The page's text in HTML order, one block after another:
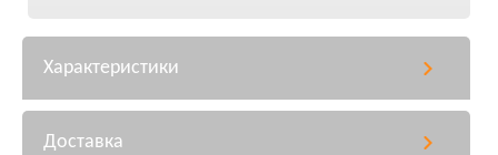
Характеристики
Доставка